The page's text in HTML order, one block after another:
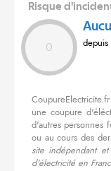
Risque
0 depuis
une coupure
d'autres personnes
ou au cours des
site indépendant
d'électricité en